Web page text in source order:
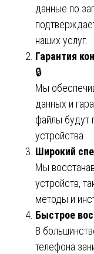
данные по
наших услуг.
Гарантия
🔒
Мы
данных и
файлы будут
устройства.
Широкий
Мы
устройств,
методы и
Быстрое
В
телефона